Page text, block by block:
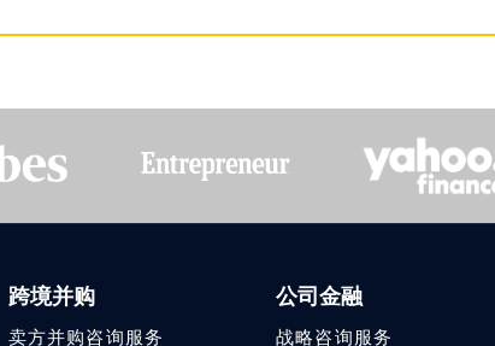
跨境并购
卖方并购咨询服务
公司金融
战略咨询服务